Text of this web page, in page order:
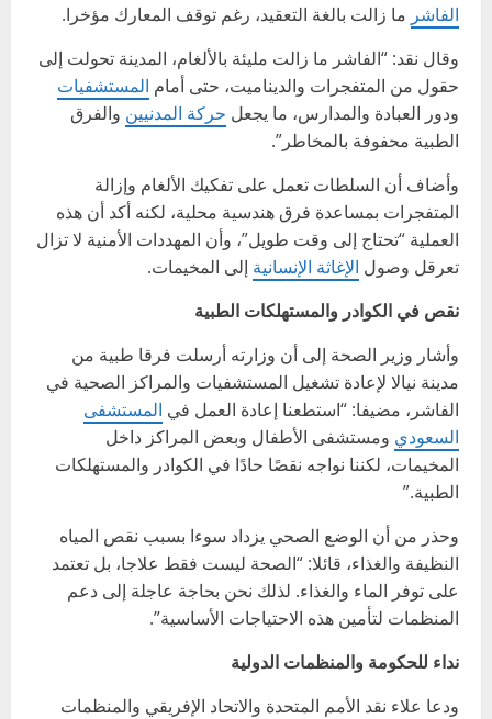
الفاشر ما زالت بالغة التعقيد، رغم توقف المعارك مؤخرا.
وقال نقد: “الفاشر ما زالت مليئة بالألغام، المدينة تحولت إلى
حقول من المتفجرات والديناميت، حتى أمام المستشفيات
ودور العبادة والمدارس، ما يجعل حركة المدنيين والفرق
الطبية محفوفة بالمخاطر”.
وأضاف أن السلطات تعمل على تفكيك الألغام وإزالة
المتفجرات بمساعدة فرق هندسية محلية، لكنه أكد أن هذه
العملية “تحتاج إلى وقت طويل”، وأن المهددات الأمنية لا تزال
تعرقل وصول الإغاثة الإنسانية إلى المخيمات.
نقص في الكوادر والمستهلكات الطبية
وأشار وزير الصحة إلى أن وزارته أرسلت فرقا طبية من
مدينة نيالا لإعادة تشغيل المستشفيات والمراكز الصحية في
الفاشر، مضيفا: “استطعنا إعادة العمل في المستشفى
السعودي ومستشفى الأطفال وبعض المراكز داخل
المخيمات، لكننا نواجه نقصًا حادًا في الكوادر والمستهلكات
الطبية.”
وحذر من أن الوضع الصحي يزداد سوءا بسبب نقص المياه
النظيفة والغذاء، قائلا: “الصحة ليست فقط علاجا، بل تعتمد
على توفر الماء والغذاء. لذلك نحن بحاجة عاجلة إلى دعم
المنظمات لتأمين هذه الاحتياجات الأساسية”.
نداء للحكومة والمنظمات الدولية
ودعا علاء نقد الأمم المتحدة والاتحاد الإفريقي والمنظمات